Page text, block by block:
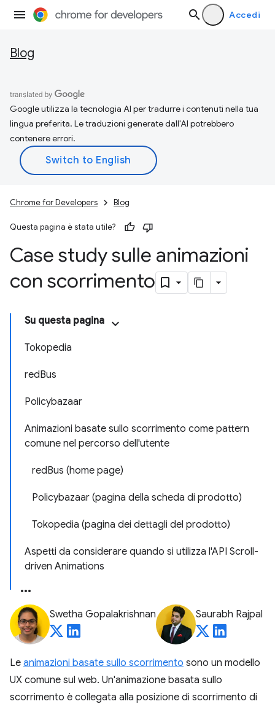
Accedi
Blog
Google utilizza la tecnologia AI per tradurre i contenuti nella tua
lingua preferita. Le traduzioni generate dall'AI potrebbero
contenere errori.
Chrome for Developers Blog
Questa pagina è stata utile?
Case study sulle animazioni
con scorrimento
Su questa pagina
Tokopedia
redBus
Policybazaar
Animazioni basate sullo scorrimento come pattern
comune nel percorso dell'utente
redBus (home page)
Policybazaar (pagina della scheda di prodotto)
Tokopedia (pagina dei dettagli del prodotto)
Aspetti da considerare quando si utilizza l'API Scroll-
driven Animations
Swetha Gopalakrishnan Saurabh Rajpal
Le animazioni basate sullo scorrimento sono un modello
UX comune sul web. Un'animazione basata sullo
scorrimento è collegata alla posizione di scorrimento di